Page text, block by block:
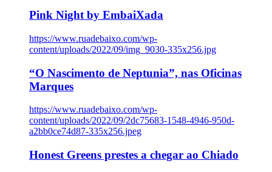
Pink Night by EmbaiXada
https://www.ruadebaixo.com/wp-
content/uploads/2022/09/img_9030-335x256.jpg
“O Nascimento de Neptunia”, nas Oficinas
Marques
https://www.ruadebaixo.com/wp-
content/uploads/2022/09/2dc75683-1548-4946-950d-
a2bb0ce74d87-335x256.jpeg
Honest Greens prestes a chegar ao Chiado